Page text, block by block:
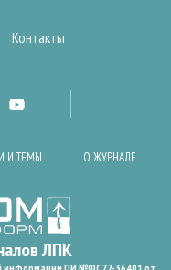
Контакты
И ТЕМЫ О ЖУРНАЛЕ